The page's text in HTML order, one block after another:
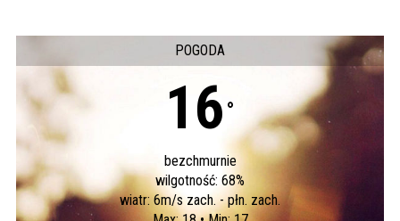
POGODA
16 °
bezchmurnie
wilgotność: 68%
wiatr: 6m/s zach. - płn. zach.